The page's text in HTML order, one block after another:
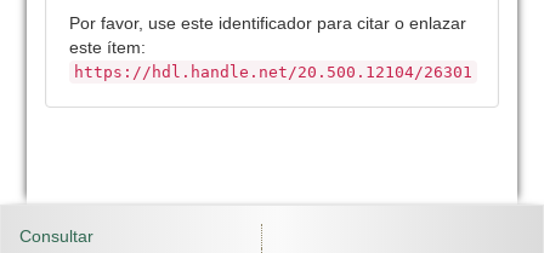
Por favor, use este identificador para citar o enlazar
este ítem:
https://hdl.handle.net/20.500.12104/26301
Consultar